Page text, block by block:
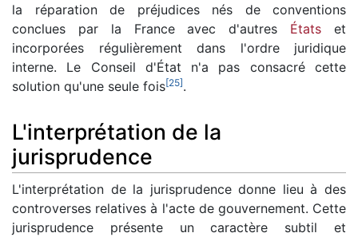
la réparation de préjudices nés de conventions
conclues par la France avec d'autres États et
incorporées régulièrement dans l'ordre juridique
interne. Le Conseil d'État n'a pas consacré cette
solution qu'une seule fois[25].
L'interprétation de la
jurisprudence
L'interprétation de la jurisprudence donne lieu à des
controverses relatives à l'acte de gouvernement. Cette
jurisprudence présente un caractère subtil et